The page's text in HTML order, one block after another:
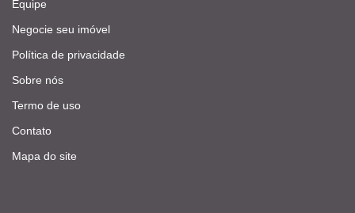
Equipe
Negocie seu imóvel
Política de privacidade
Sobre nós
Termo de uso
Contato
Mapa do site